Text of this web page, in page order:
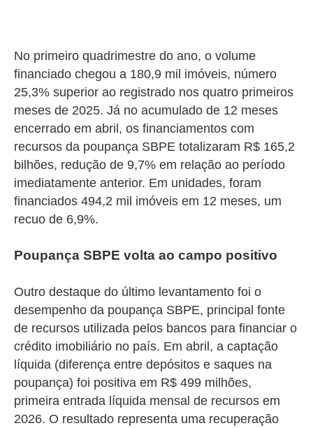
No primeiro quadrimestre do ano, o volume
financiado chegou a 180,9 mil imóveis, número
25,3% superior ao registrado nos quatro primeiros
meses de 2025. Já no acumulado de 12 meses
encerrado em abril, os financiamentos com
recursos da poupança SBPE totalizaram R$ 165,2
bilhões, redução de 9,7% em relação ao período
imediatamente anterior. Em unidades, foram
financiados 494,2 mil imóveis em 12 meses, um
recuo de 6,9%.
Poupança SBPE volta ao campo positivo
Outro destaque do último levantamento foi o
desempenho da poupança SBPE, principal fonte
de recursos utilizada pelos bancos para financiar o
crédito imobiliário no país. Em abril, a captação
líquida (diferença entre depósitos e saques na
poupança) foi positiva em R$ 499 milhões,
primeira entrada líquida mensal de recursos em
2026. O resultado representa uma recuperação